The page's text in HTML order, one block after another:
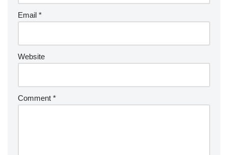
Email *
Website
Comment *